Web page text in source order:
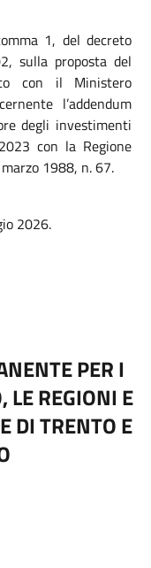
1, del decreto
sulla proposta del
con il Ministero
l’addendum
degli investimenti
con la Regione
1988, n. 67.
2026.
PER I
LE REGIONI E
DI TRENTO E